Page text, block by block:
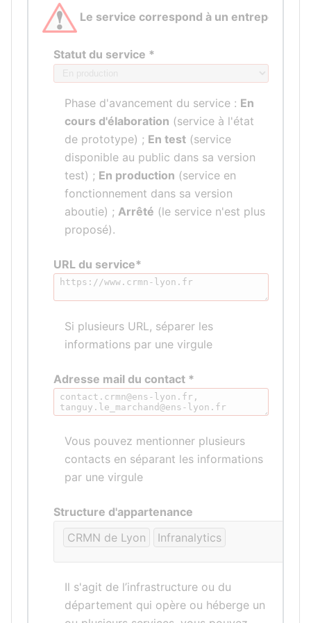
Le service correspond à un entrepôt de
Statut du service *
Phase d'avancement du service : En
cours d'élaboration (service à l'état
de prototype) ; En test (service
disponible au public dans sa version
test) ; En production (service en
fonctionnement dans sa version
aboutie) ;Arrêté (le service n'est plus
proposé).
URL du service*
Si plusieurs URL, séparer les
informations par une virgule
Adresse mail du contact *
Vous pouvez mentionner plusieurs
contacts en séparant les informations
par une virgule
Structure d'appartenance
CRMN de Lyon
Infranalytics
Il s'agit de l’infrastructure ou du
département qui opère ou héberge un